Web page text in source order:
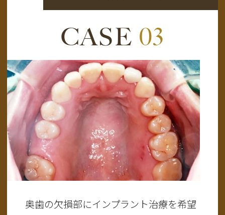
CASE 03
奥歯の欠損部にインプラント治療を希望